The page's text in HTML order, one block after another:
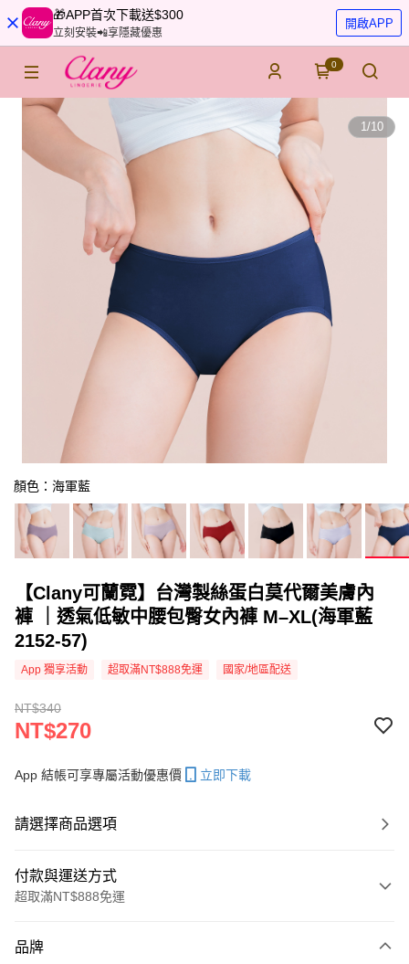
🎁APP首次下載送$300
立刻安裝📲享隱藏優惠
開啟APP
0
1/10
顏色：海軍藍
【Clany可蘭霓】台灣製絲蛋白莫代爾美膚內
褲 ｜透氣低敏中腰包臀女內褲 M–XL(海軍藍
2152-57)
App 獨享活動 超取滿NT$888免運 國家/地區配送
NT$340
NT$270
App 結帳可享專屬活動優惠價 立即下載
請選擇商品選項
付款與運送方式
超取滿NT$888免運
信用卡一次付款
品牌